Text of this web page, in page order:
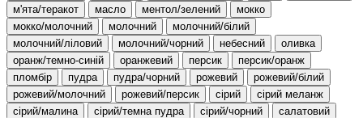
м'ята/теракот
масло ментол/зелений
мокко
мокко/молочний
молочний
молочний/білий
молочний/ліловий
молочний/чорний небесний
оливка
оранж/темно-синій
оранжевий персик
персик/оранж
пломбір
пудра пудра/чорний рожевий
рожевий/білий
рожевий/молочний
рожевий/персик сірий
сірий меланж
сірий/малина
сірий/темна пудра сірий/чорний
салатовий